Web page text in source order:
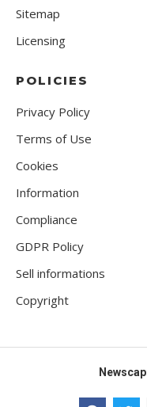
Sitemap
Licensing
POLICIES
Privacy Policy
Terms of Use
Cookies
Information
Compliance
GDPR Policy
Sell informations
Copyright